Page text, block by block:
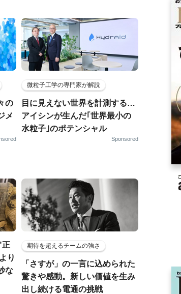
の
メ
微粒子工学の専門家が解説
目に見えない世界を計測する…
アイシンが生んだ｢世界最小の
水粒子｣のポテンシャル
Sponsored
正
り
な
期待を超えるチームの強さ
「さすが」の一言に込められた
驚きや感動。新しい価値を生み
出し続ける電通の挑戦